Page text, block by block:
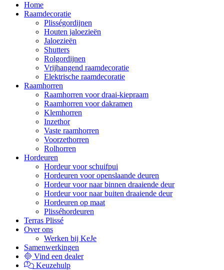
Home
Raamdecoratie
Plisségordijnen
Houten jaloezieën
Jaloezieën
Shutters
Rolgordijnen
Vrijhangend raamdecoratie
Elektrische raamdecoratie
Raamhorren
Raamhorren voor draai-kiepraam
Raamhorren voor dakramen
Klemhorren
Inzethor
Vaste raamhorren
Voorzethorren
Rolhorren
Hordeuren
Hordeur voor schuifpui
Hordeuren voor openslaande deuren
Hordeur voor naar binnen draaiende deur
Hordeur voor naar buiten draaiende deur
Hordeuren op maat
Plisséhordeuren
Terras Plissé
Over ons
Werken bij KeJe
Samenwerkingen
Vind een dealer
Keuzehulp